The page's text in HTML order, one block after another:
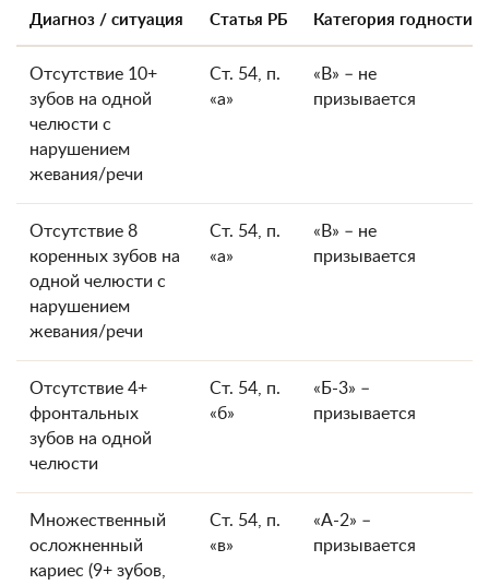
Диагноз / ситуация Статья РБ Категория годности
Отсутствие 10+
зубов на одной
челюсти с
нарушением
жевания/речи
Ст. 54, п.
«а»
«В» – не
призывается
Отсутствие 8
коренных зубов на
одной челюсти с
нарушением
жевания/речи
Ст. 54, п.
«а»
«В» – не
призывается
Отсутствие 4+
фронтальных
зубов на одной
челюсти
Ст. 54, п.
«б»
«Б-3» –
призывается
Множественный
осложненный
кариес (9+ зубов,
Ст. 54, п.
«в»
«А-2» –
призывается